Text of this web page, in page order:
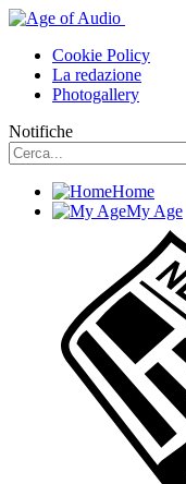
Cookie Policy
La redazione
Photogallery
Notifiche
Home
My Age